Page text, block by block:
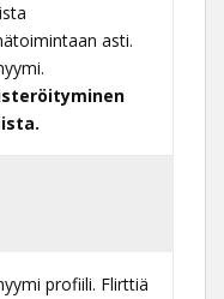
asti.
profiili. Flirttiä